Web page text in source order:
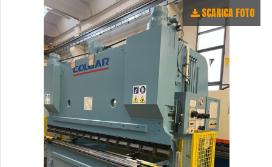
SCARICA FOTO